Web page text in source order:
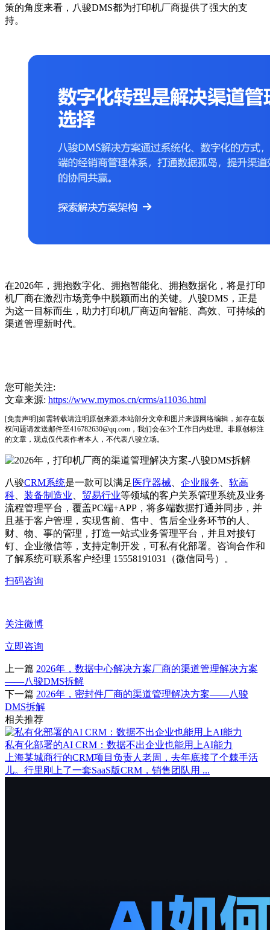
策的角度来看，八骏DMS都为打印机厂商提供了强大的支
持。
在2026年，拥抱数字化、拥抱智能化、拥抱数据化，将是打印
机厂商在激烈市场竞争中脱颖而出的关键。八骏DMS，正是
为这一目标而生，助力打印机厂商迈向智能、高效、可持续的
渠道管理新时代。
您可能关注:
文章来源: https://www.mymos.cn/crms/a11036.html
[免责声明]如需转载请注明原创来源;本站部分文章和图片来源网络编辑，如存在版
权问题请发送邮件至416782630@qq.com，我们会在3个工作日内处理。非原创标注
的文章，观点仅代表作者本人，不代表八骏立场。
八骏CRM系统是一款可以满足 医疗器械 企业服务
软高
科
装备制造业 贸易行业等领域的客户关系管理系统及业务
流程管理平台，覆盖PC端+APP，将多端数据打通并同步，并
且基于客户管理，实现售前、售中、售后全业务环节的人、
财、物、事的管理，打造一站式业务管理平台，并且对接钉
钉、企业微信等，支持定制开发，可私有化部署。咨询合作和
了解系统可联系客户经理 15558191031（微信同号）。
扫码咨询
关注微博
立即咨询
上一篇 2026年，数据中心解决方案厂商的渠道管理解决方案
——八骏DMS拆解
下一篇 2026年，密封件厂商的渠道管理解决方案——八骏
DMS拆解
相关推荐
私有化部署的AI CRM：数据不出企业也能用上AI能力
上海某城商行的CRM项目负责人老周，去年底接了个棘手活
儿。行里刚上了一套SaaS版CRM，销售团队用 ...